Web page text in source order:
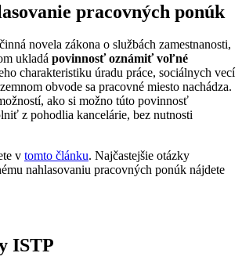
pracovných ponúk
novela zákona o službách zamestnanosti,
ukladá povinnosť oznámiť voľné
charakteristiku úradu práce, sociálnych vecí
obvode sa pracovné miesto nachádza.
ako si možno túto povinnosť
z pohodlia kancelárie, bez nutnosti
v tomto článku. Najčastejšie otázky
nahlasovaniu pracovných ponúk nájdete
ISTP